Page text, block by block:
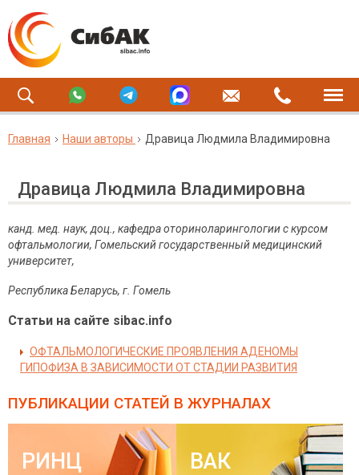
Главная Наши авторы Дравица Людмила Владимировна
Дравица Людмила Владимировна
канд. мед. наук, доц., кафедра оториноларингологии с курсом
офтальмологии, Гомельский государственный медицинский
университет,
Республика Беларусь, г. Гомель
Статьи на сайте sibac.info
ОФТАЛЬМОЛОГИЧЕСКИЕ ПРОЯВЛЕНИЯ АДЕНОМЫ
ГИПОФИЗА В ЗАВИСИМОСТИ ОТ СТАДИИ РАЗВИТИЯ
ПУБЛИКАЦИИ СТАТЕЙ В ЖУРНАЛАХ
РИНЦ ВАК